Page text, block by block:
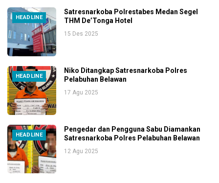
HEADLINE
Satresnarkoba Polrestabes Medan Segel
THM De’Tonga Hotel
15 Des 2025
HEADLINE
Niko Ditangkap Satresnarkoba Polres
Pelabuhan Belawan
17 Agu 2025
HEADLINE
Pengedar dan Pengguna Sabu Diamankan
Satresnarkoba Polres Pelabuhan Belawan
12 Agu 2025